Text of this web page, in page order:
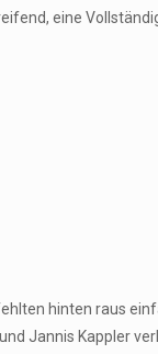
eine
hinten raus
Jannis Kappler